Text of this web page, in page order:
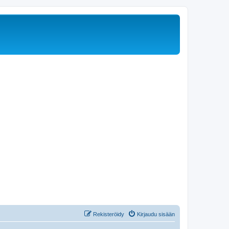
Kirjaudu sisään
Rekisteröidy